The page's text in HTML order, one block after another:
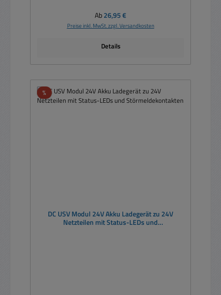
Regulärer Preis:
Ab26,95 €
Preise inkl. MwSt. zzgl. Versandkosten
Details
%Rabatt
DC USV Modul 24V Akku Ladegerät zu 24V
Netzteilen mit Status-LEDs und